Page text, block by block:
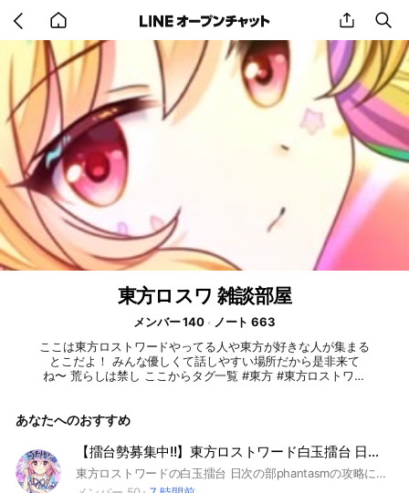
back
to
home
share
東方ロスワ 雑談部屋
メンバー 140
ノート 663
ここは東方ロストワードやってる人や東方が好きな人が集まる
とこだよ！ みんな優しくて話しやすい場所だから是非来て
ね〜 荒らしは禁し ここからタグ一覧 #東方 #東方ロストワー
あなたへのおすすめ
【擂台勢募集中!!】東方ロストワード白玉擂台 日次の部 ファンタズム攻略会議室
東方ロストワードの白玉擂台 日次の部phantasmの攻略において、みんなで情報を寄せ集め、色んな編成を作っていこう！というオープンチャットです！ 毎日擂台3-4攻略してるガチ勢の方から、これから擂台ファンタズム頑張ってみるって人やそんな毎日擂台する訳じゃないけどって人でも全然入ってもらって大丈夫です！ (OC主もエンジョイ勢です) 日次の部以外にも週次の部も考えたり、擂台以外にもロスワの他コンテンツなどの雑談もしましょう！ みんなで楽しめるオープンチャットにしていきましょう！ p.s:Twitter民がたくさんいるます(というかほぼTwitterの人) #東方ロストワード #東ロワ #ロスワ #白玉擂台 #擂台